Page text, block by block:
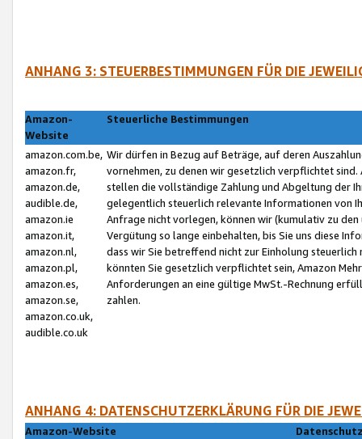
ANHANG 3: STEUERBESTIMMUNGEN FÜR DIE
Amazon-
Website
Steuerliche Bestimmungen
amazon.com.be,
amazon.fr,
amazon.de,
audible.de,
amazon.ie
amazon.it,
amazon.nl,
amazon.pl,
amazon.es,
amazon.se,
amazon.co.uk,
audible.co.uk
Wir dürfen in Bezug auf Beträge, auf deren
vornehmen, zu denen wir gesetzlich verpflichtet
stellen die vollständige Zahlung und Abgeltung der
gelegentlich steuerlich relevante Informationen von
Anfrage nicht vorlegen, können wir (kumulativ zu
Vergütung so lange einbehalten, bis Sie uns diese
dass wir Sie betreffend nicht zur Einholung
könnten Sie gesetzlich verpflichtet sein, Amazon
Anforderungen an eine gültige MwSt.-Rechnung
zahlen.
ANHANG 4: DATENSCHUTZERKLÄRUNG FÜR DIE
Amazon-Website